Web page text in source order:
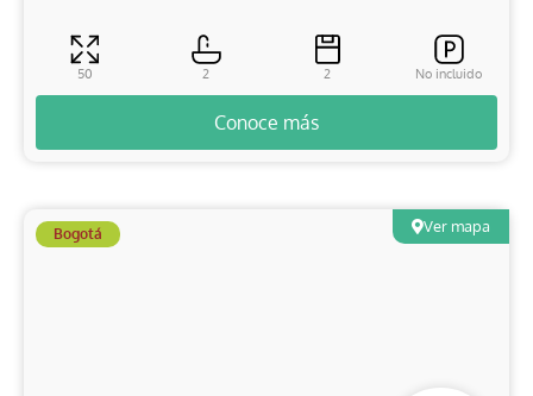
50 2 2 No incluido
Conoce más
Ver mapa
Bogotá